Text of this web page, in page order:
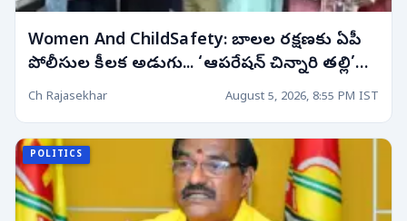
Women And ChildSafety: బాలల రక్షణకు ఏపీ
పోలీసుల కీలక అడుగు... ‘ఆపరేషన్ చిన్నారి తల్లి’
ప్రారంభం!
Ch Rajasekhar August 5, 2026, 8:55 PM IST
POLITICS